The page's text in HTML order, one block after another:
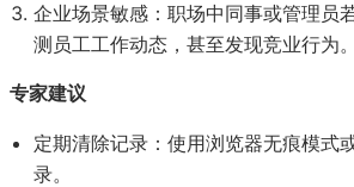
企业场景敏感：职场中同事或管理员
测员工工作动态，甚至发现竞业行为。
专家建议
定期清除记录：使用浏览器无痕模式
录。
每日消费报5月6日消
问链接